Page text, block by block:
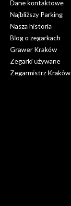
Dane kontaktowe
Najbliższy Parking
Nasza historia
Blog o zegarkach
Grawer Kraków
Zegarki używane
Zegarmistrz Kraków